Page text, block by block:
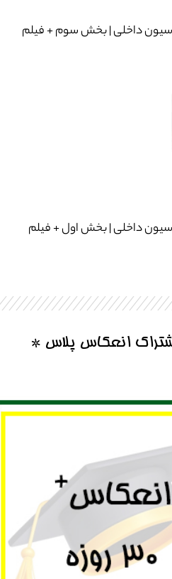
داخلی | بخش سوم + فیلم
داخلی | بخش اول + فیلم
انعکاس پلاس *